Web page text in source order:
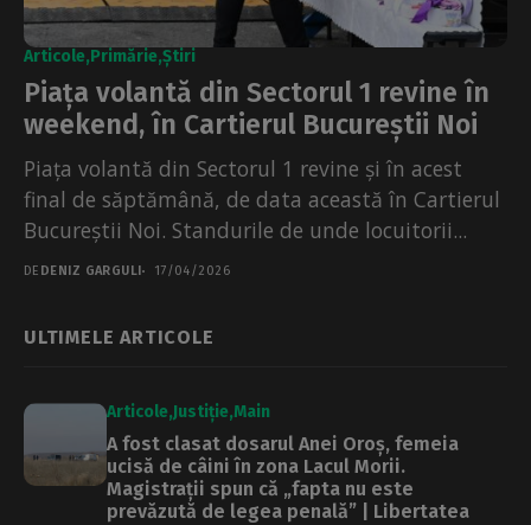
Articole Primărie Știri
Piața volantă din Sectorul 1 revine în
weekend, în Cartierul Bucureștii Noi
Piața volantă din Sectorul 1 revine și în acest
final de săptămână, de data această în Cartierul
Bucureștii Noi. Standurile de unde locuitorii...
DE DENIZ GARGULI 17/04/2026
ULTIMELE ARTICOLE
Articole Justiție Main
A fost clasat dosarul Anei Oroș, femeia
ucisă de câini în zona Lacul Morii.
Magistrații spun că „fapta nu este
prevăzută de legea penală” | Libertatea